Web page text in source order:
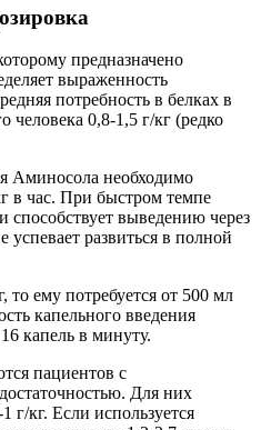
предназначено
выраженность
потребность в белках в
человека 0,8-1,5 г/кг (редко
Аминосола необходимо
в час. При быстром темпе
способствует выведению через
развиться в полной
то ему потребуется от 500 мл
капельного введения
капель в минуту.
пациентов с
Для них
г/кг. Если используется